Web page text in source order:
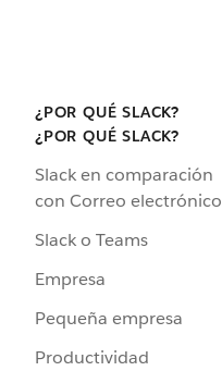
¿POR QUÉ SLACK?
¿POR QUÉ SLACK?
Slack en comparación
con Correo electrónico
Slack o Teams
Empresa
Pequeña empresa
Productividad